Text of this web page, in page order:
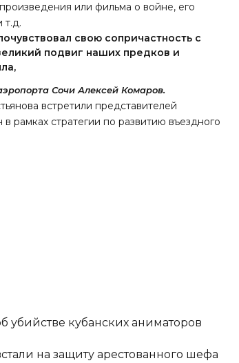
или фильма о войне, его
т.д.
свою сопричастность с
подвиг наших предков и
Сочи Алексей Комаров.
встретили представителей
в рамках стратегии по развитию въездного
убийстве кубанских аниматоров
на защиту арестованного шефа